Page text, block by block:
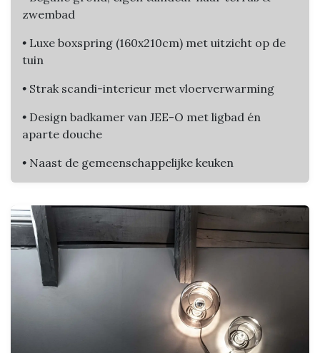
zwembad
• Luxe boxspring (160x210cm) met uitzicht op de
tuin
• Strak scandi-interieur met vloerverwarming
• Design badkamer van JEE-O met ligbad én
aparte douche
• Naast de gemeenschappelijke keuken